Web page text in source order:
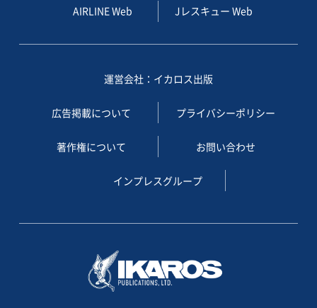
AIRLINE Web Jレスキュー Web
運営会社：イカロス出版
広告掲載について プライバシーポリシー
著作権について お問い合わせ
インプレスグループ